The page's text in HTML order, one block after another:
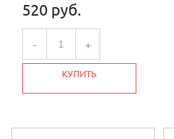
Для минитракторов
Для снегоуборщиков
520 руб.
- +
КУПИТЬ